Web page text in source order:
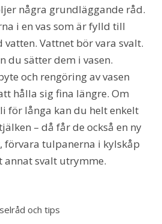
några grundläggande råd.
i en vas som är fylld till
Vattnet bör vara svalt.
du sätter dem i vasen.
och rengöring av vasen
hålla sig fina längre. Om
för långa kan du helt enkelt
– då får de också en ny
förvara tulpanerna i kylskåp
annat svalt utrymme.